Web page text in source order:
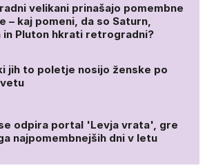
velikani prinašajo pomembne
– kaj pomeni, da so Saturn,
in Pluton hkrati retrogradni?
jih to poletje nosijo ženske po
odpira portal 'Levja vrata', gre
najpomembnejših dni v letu